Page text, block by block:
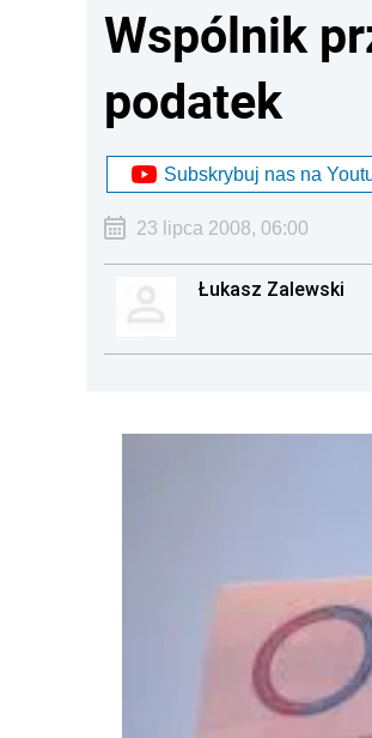
Wspólnik
podatek
Subskrybuj nas na
23 lipca 2008, 06:00
Łukasz Zalewski